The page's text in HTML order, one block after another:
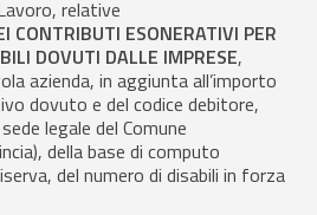
relative
CONTRIBUTI ESONERATIVI PER
DOVUTI DALLE IMPRESE,
azienda, in aggiunta all’importo
dovuto e del codice debitore,
legale del Comune
della base di computo
del numero di disabili in forza